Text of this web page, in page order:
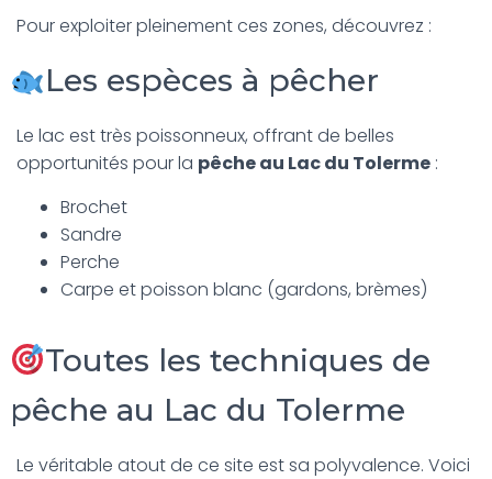
Pour exploiter pleinement ces zones, découvrez :
Les espèces à pêcher
Le lac est très poissonneux, offrant de belles
opportunités pour la pêche au Lac du Tolerme :
Brochet
Sandre
Perche
Carpe et poisson blanc (gardons, brèmes)
Toutes les techniques de
pêche au Lac du Tolerme
Le véritable atout de ce site est sa polyvalence. Voici